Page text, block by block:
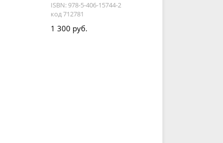
ISBN: 978-5-406-15744-2
код 712781
1 300 руб.